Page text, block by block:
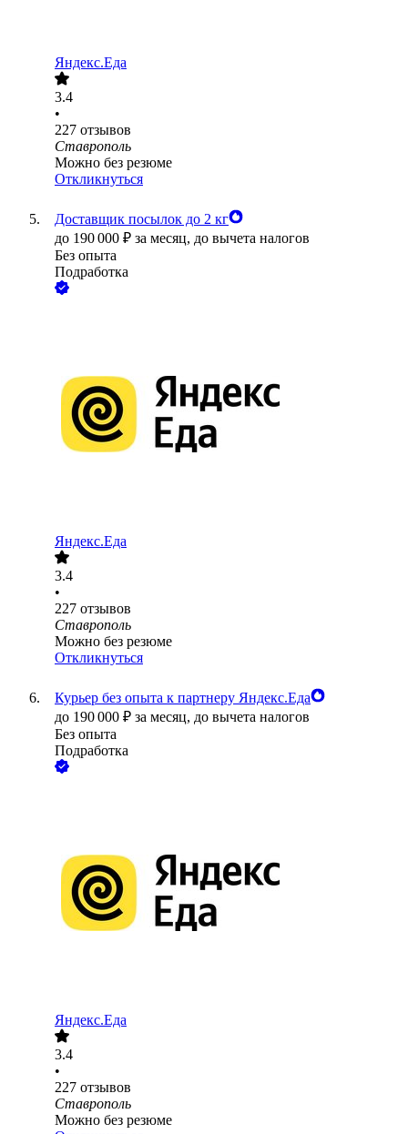
Яндекс.Еда
3.4
•
227 отзывов
Ставрополь
Можно без резюме
Откликнуться
Доставщик посылок до 2 кг
до 190 000 ₽ за месяц, до вычета налогов
Без опыта
Подработка
Яндекс.Еда
3.4
•
227 отзывов
Ставрополь
Можно без резюме
Откликнуться
Курьер без опыта к партнеру Яндекс.Еда
до 190 000 ₽ за месяц, до вычета налогов
Без опыта
Подработка
Яндекс.Еда
3.4
•
227 отзывов
Ставрополь
Можно без резюме